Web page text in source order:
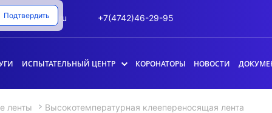
info@likk.ru +7(4742)46-29-95
ИСПЫТАТЕЛЬНЫЙ ЦЕНТР КОРОНАТОРЫ НОВОСТИ
ленты Высокотемпературная клеепереносящая лента
Подтвердить